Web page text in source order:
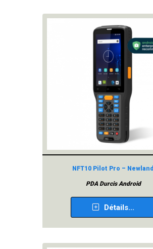
NFT10 Pilot Pro – Newland
PDA Durcis Android
Détails...